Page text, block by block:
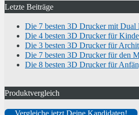
Letzte Beiträge
Die 7 besten 3D Drucker mit Dual
Die 4 besten 3D Drucker für
Die 3 besten 3D Drucker für
Die 7 besten 3D Drucker für den
Die 8 besten 3D Drucker für
Produktvergleich
Vergleiche jetzt Deine Kandidaten!